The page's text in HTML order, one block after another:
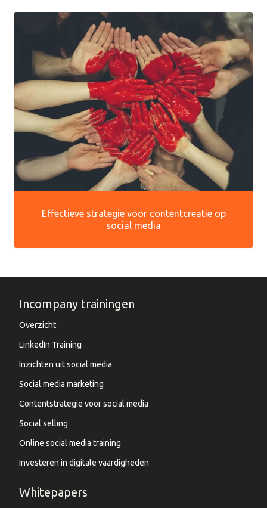
Effectieve strategie voor contentcreatie op
social media
Incompany trainingen
Overzicht
LinkedIn Training
Inzichten uit social media
Social media marketing
Contentstrategie voor social media
Social selling
Online social media training
Investeren in digitale vaardigheden
Whitepapers